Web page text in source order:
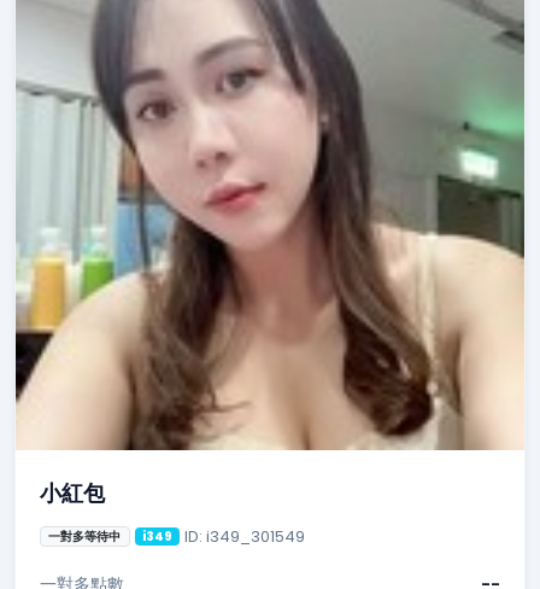
小紅包
一對多等待中 i349 ID: i349_301549
一對多點數
--